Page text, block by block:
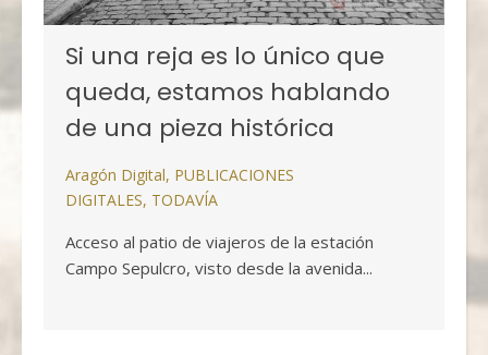
Si una reja es lo único que
queda, estamos hablando
de una pieza histórica
Aragón Digital, PUBLICACIONES
DIGITALES, TODAVÍA
Acceso al patio de viajeros de la estación
Campo Sepulcro, visto desde la avenida...